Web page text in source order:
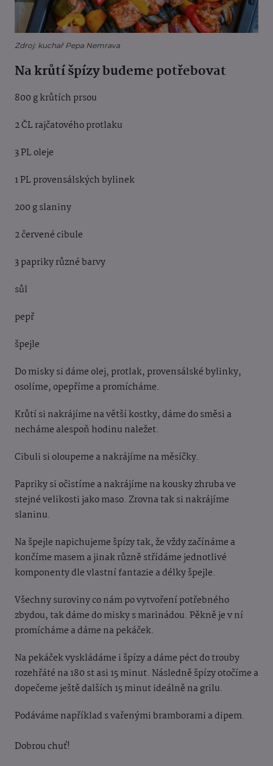
Zdroj: kuchař Pepa Nemrava
Na krůtí špízy budeme potřebovat
800 g krůtích prsou
2 ČL rajčatového protlaku
3 PL oleje
1 PL provensálských bylinek
200 g slaniny
2 červené cibule
3 papriky různé barvy
sůl
pepř
špejle
Do misky si dáme olej, protlak, provensálské bylinky,
osolíme, opepříme a promícháme.
Krůtí si nakrájíme na větší kostky, dáme do směsi a
necháme alespoň hodinu naležet.
Cibuli si oloupeme a nakrájíme na měsíčky.
Papriky si očistíme a nakrájíme na kousky zhruba ve
stejné velikosti jako maso. Zrovna tak si nakrájíme
slaninu.
Na špejle napichujeme špízy tak, že vždy začínáme a
končíme masem a jinak různě střídáme jednotlivé
komponenty dle vlastní fantazie a délky špejle.
Všechny suroviny co nám po vytvoření potřebného
zbydou, tak dáme do misky s marinádou. Pěkně je v ní
promícháme a dáme na pekáček.
Na pekáček vyskládáme i špízy a dáme péct do trouby
rozehřáté na 180 st asi 15 minut. Následně špízy otočíme a
dopečeme ještě dalších 15 minut ideálně na grilu.
Podáváme například s vařenými bramborami a dipem.
Dobrou chuť!